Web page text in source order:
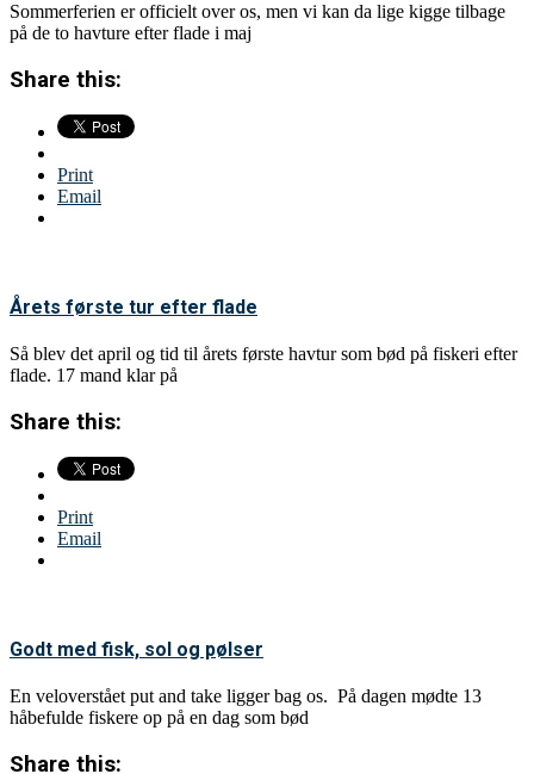
Sommerferien er officielt over os, men vi kan da lige kigge tilbage
på de to havture efter flade i maj
Share this:
Print
Email
Årets første tur efter flade
Så blev det april og tid til årets første havtur som bød på fiskeri efter
flade. 17 mand klar på
Share this:
Print
Email
Godt med fisk, sol og pølser
En veloverstået put and take ligger bag os. På dagen mødte 13
håbefulde fiskere op på en dag som bød
Share this: